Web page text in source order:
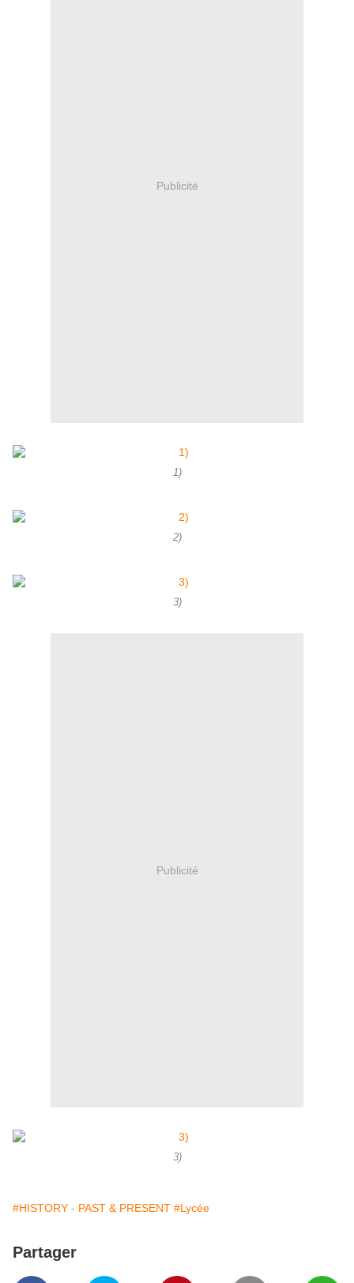
Publicité
1)
2)
3)
Publicité
3)
#HISTORY - PAST & PRESENT #Lycée
Partager